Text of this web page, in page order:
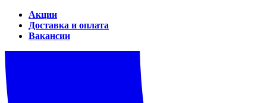
Акции
Доставка и оплата
Вакансии